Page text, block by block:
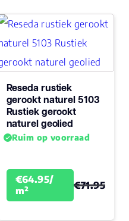
Reseda rustiek
gerookt naturel 5103
Rustiek gerookt
naturel geolied
Ruim op voorraad
€64.95/
m²
€71.95